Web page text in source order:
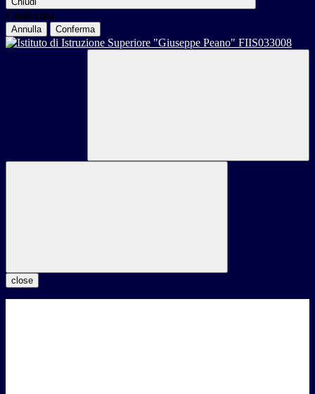
Conferma
Annulla Conferma
close